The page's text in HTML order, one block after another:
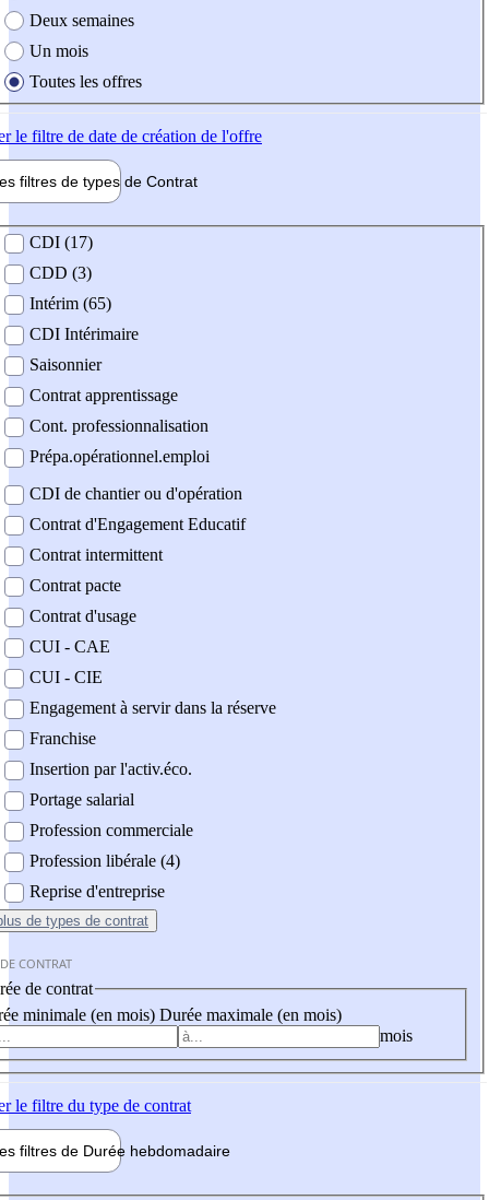
Deux semaines
Un mois
Toutes les offres
le filtre de date de création de l'offre
filtres de types de Contrat
contrat
CDI (17)
CDD (3)
Intérim (65)
CDI Intérimaire
Saisonnier
Contrat apprentissage
Cont. professionnalisation
Prépa.opérationnel.emploi
CDI de chantier ou d'opération
Contrat d'Engagement Educatif
Contrat intermittent
Contrat pacte
Contrat d'usage
CUI - CAE
CUI - CIE
Engagement à servir dans la réserve
Franchise
Insertion par l'activ.éco.
Portage salarial
Profession commerciale
Profession libérale (4)
Reprise d'entreprise
de types de contrat
CONTRAT
de contrat
minimale (en mois) Durée maximale (en mois)
mois
le filtre du type de contrat
filtres de Durée hebdomadaire